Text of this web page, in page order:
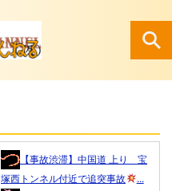
【事故渋滞】中国道 上り 宝
塚西トンネル付近で追突事故
...